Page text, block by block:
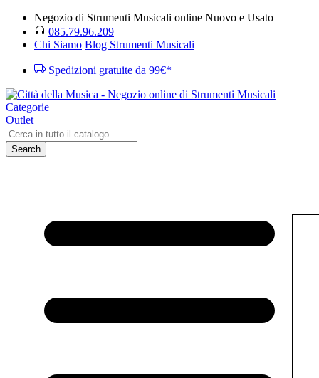
Negozio di Strumenti Musicali online Nuovo e Usato
085.79.96.209
Chi Siamo Blog Strumenti Musicali
Spedizioni gratuite da 99€*
Categorie
Outlet
Search